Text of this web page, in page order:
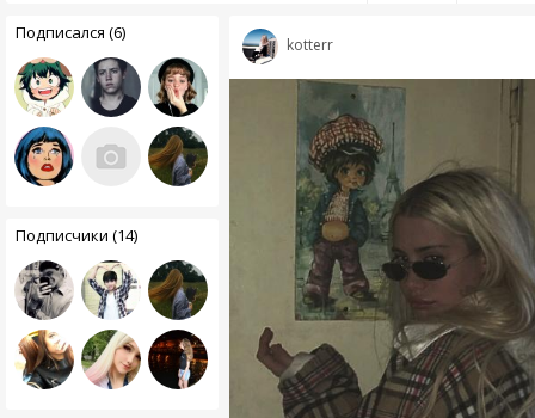
Подписался (6)
Подписчики (14)
kotterr